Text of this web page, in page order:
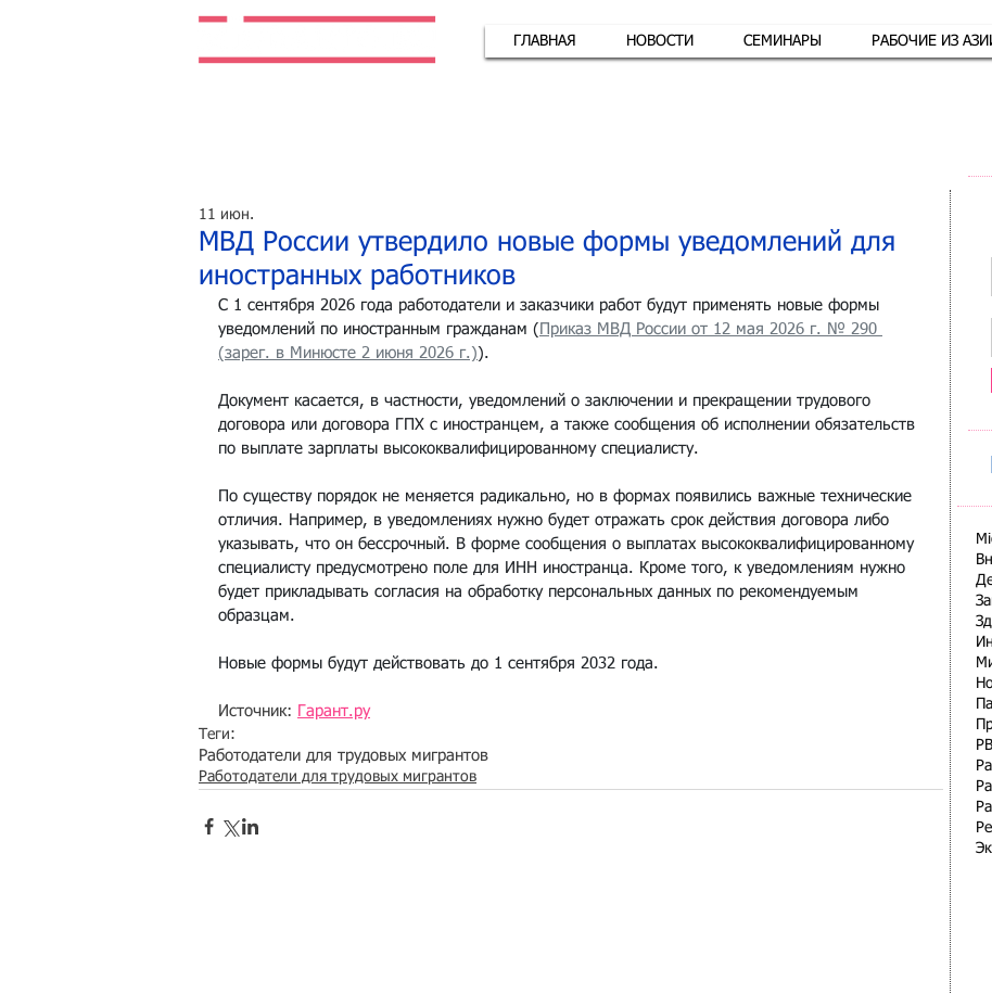
ГЛАВНАЯ НОВОСТИ СЕМИНАРЫ РАБОЧИЕ ИЗ
МВД России утвердило новые формы уведомлений для
иностранных работников
11 июн.
С 1 сентября 2026 года работодатели и заказчики работ будут применять новые формы
уведомлений по иностранным гражданам ( Приказ МВД России от 12 мая 2026 г. № 290
(зарег. в Минюсте 2 июня 2026 г.)).
Документ касается, в частности, уведомлений о заключении и прекращении трудового
договора или договора ГПХ с иностранцем, а также сообщения об исполнении обязательств
по выплате зарплаты высококвалифицированному специалисту.
По существу порядок не меняется радикально, но в формах появились важные технические
отличия. Например, в уведомлениях нужно будет отражать срок действия договора либо
указывать, что он бессрочный. В форме сообщения о выплатах высококвалифицированному
специалисту предусмотрено поле для ИНН иностранца. Кроме того, к уведомлениям нужно
будет прикладывать согласия на обработку персональных данных по рекомендуемым
образцам.
Новые формы будут действовать до 1 сентября 2032 года.
Источник: Гарант.ру
Теги:
Работодатели для трудовых мигрантов
Работодатели для трудовых мигрантов